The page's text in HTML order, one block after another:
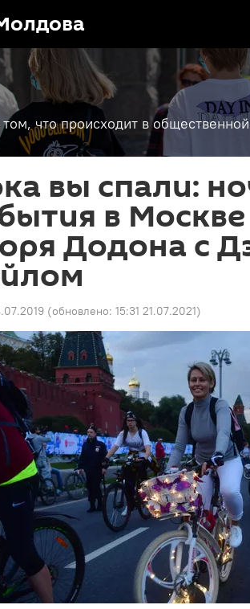
том, что происходит в
вы спали:
в Москве
Додона с
(обновлено: 15:31 21.07.2021)